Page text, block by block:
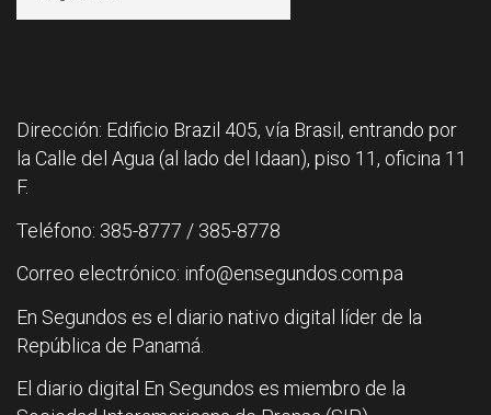
Dirección: Edificio Brazil 405, vía Brasil, entrando por
la Calle del Agua (al lado del Idaan), piso 11, oficina 11
F.
Teléfono: 385-8777 / 385-8778
Correo electrónico: info@ensegundos.com.pa
En Segundos es el diario nativo digital líder de la
República de Panamá.
El diario digital En Segundos es miembro de la